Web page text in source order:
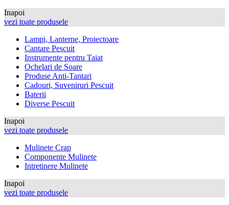
Inapoi
vezi toate produsele
Lampi, Lanterne, Proiectoare
Cantare Pescuit
Instrumente pentru Taiat
Ochelari de Soare
Produse Anti-Tantari
Cadouri, Suveniruri Pescuit
Baterii
Diverse Pescuit
Inapoi
vezi toate produsele
Mulinete Crap
Componente Mulinete
Intretinere Mulinete
Inapoi
vezi toate produsele